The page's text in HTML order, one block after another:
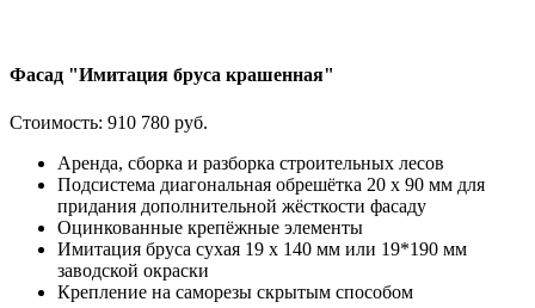
Фасад "Имитация бруса крашенная"
Стоимость: 910 780 руб.
Аренда, сборка и разборка строительных лесов
Подсистема диагональная обрешётка 20 х 90 мм для
придания дополнительной жёсткости фасаду
Оцинкованные крепёжные элементы
Имитация бруса сухая 19 х 140 мм или 19*190 мм
заводской окраски
Крепление на саморезы скрытым способом